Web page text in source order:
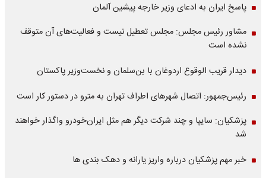
پاسخ ایران به ادعای وزیر خارجه پیشین آلمان
مشاور رئیس مجلس: مجلس تعطیل نیست و فعالیت‌های آن متوقف
نشده است
دیدار قریب الوقوع اردوغان با بن‌سلمان و نخست‌وزیر پاکستان
رئیس‌جمهور: اتصال شهرهای اطراف تهران به مترو در دستور کار است
پزشکیان: سایپا و چند شرکت دیگر هم مثل ایران‌خودرو واگذار خواهند
شد
خبر مهم پزشکیان درباره واریز یارانه و دهک بندی ها